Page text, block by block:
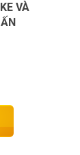
VÀ